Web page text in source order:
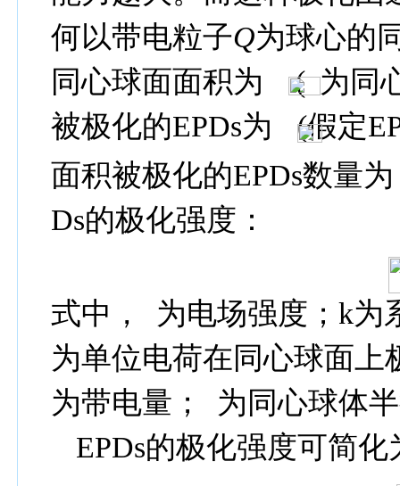
何以带电粒子Q为球心的
同心球面面积为
( 为同
被极化的EPDs为 (假定
面积被极化的EPDs数量为
Ds的极化强度：
式中， 为电场强度；k为
为单位电荷在同心球面上
为带电量；
为同心球体
EPDs的极化强度可简化